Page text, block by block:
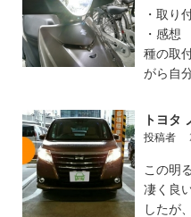
・取
・感想
種の取
がら自
トヨタ
投稿者
この明
凄く良
したが